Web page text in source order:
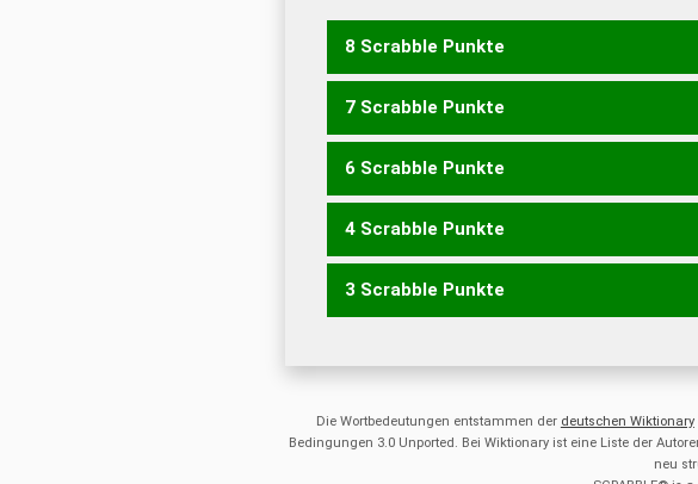
Universalwörterbuch
8 Scrabble Punkte
ENORM NORME
7 Scrabble Punkte
NORM OMEN
6 Scrabble Punkte
ROM
4 Scrabble Punkte
NOR
3 Scrabble Punkte
Die Wortbedeutungen entstammen der deutschen Wiktionary
Bedingungen 3.0 Unported. Bei Wiktionary ist eine Liste der
neu